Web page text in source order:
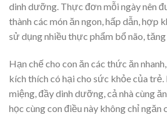
dinh dưỡng. Thực đơn mỗi ngày nên
thành các món ăn ngon, hấp dẫn, hợp
sử dụng nhiều thực phẩm bổ não,
Hạn chế cho con ăn các thức ăn
kích thích có hại cho sức khỏe của
miệng, đầy dinh dưỡng, cả nhà cùng
học cùng con điều này không chỉ